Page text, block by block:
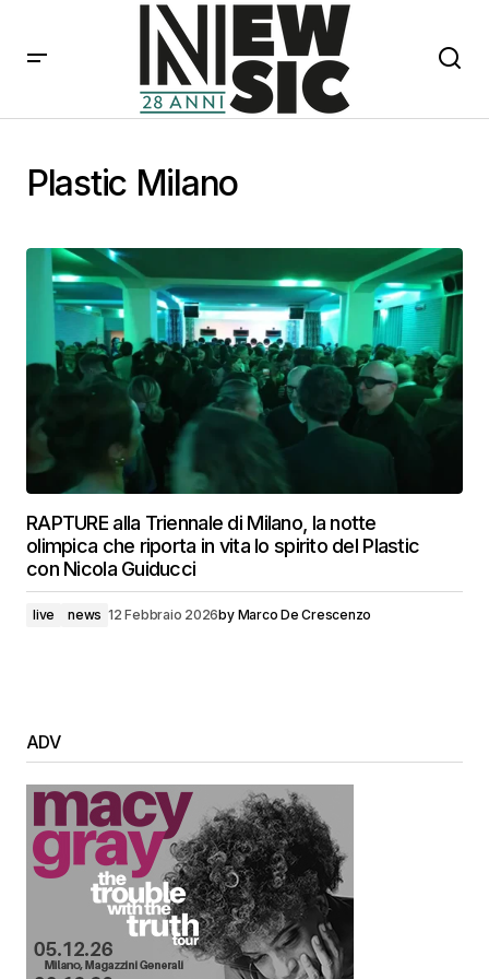
Plastic Milano
RAPTURE alla Triennale di Milano, la notte
olimpica che riporta in vita lo spirito del Plastic
con Nicola Guiducci
live news 12 Febbraio 2026by Marco De Crescenzo
ADV